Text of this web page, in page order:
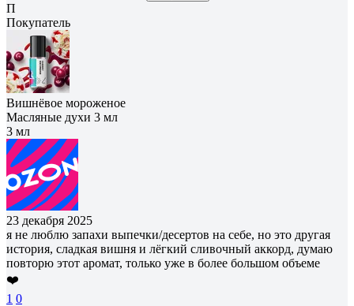
П
Покупатель
Вишнёвое мороженое
Масляные духи 3 мл
3 мл
23 декабря 2025
я не люблю запахи выпечки/десертов на себе, но это другая
история, сладкая вишня и лёгкий сливочный аккорд, думаю
повторю этот аромат, только уже в более большом объеме
❤️
1 0